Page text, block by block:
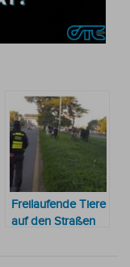
Freilaufende Tiere
auf den Straßen